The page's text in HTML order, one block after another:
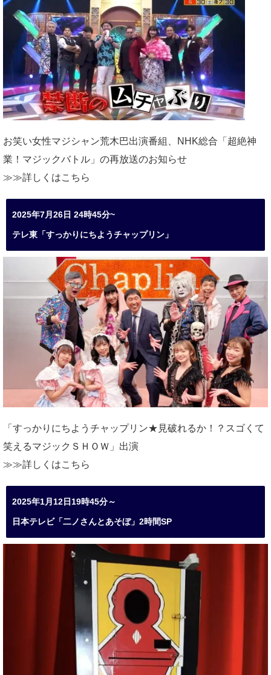
お笑い女性マジシャン荒木巴出演番組、
NHK総合「超絶神
業！マジックバトル」の再放送のお知らせ
≫≫詳しくはこちら
2025年7月26日 24時45分~
テレ東「すっかりにちようチャップリン」
「すっかりにちようチャップリン★見破れるか！？スゴくて
笑えるマジックＳＨＯＷ」出演
≫≫詳しくはこちら
2025年1月12日19時45分～
日本テレビ「二ノさんとあそぼ」2時間SP